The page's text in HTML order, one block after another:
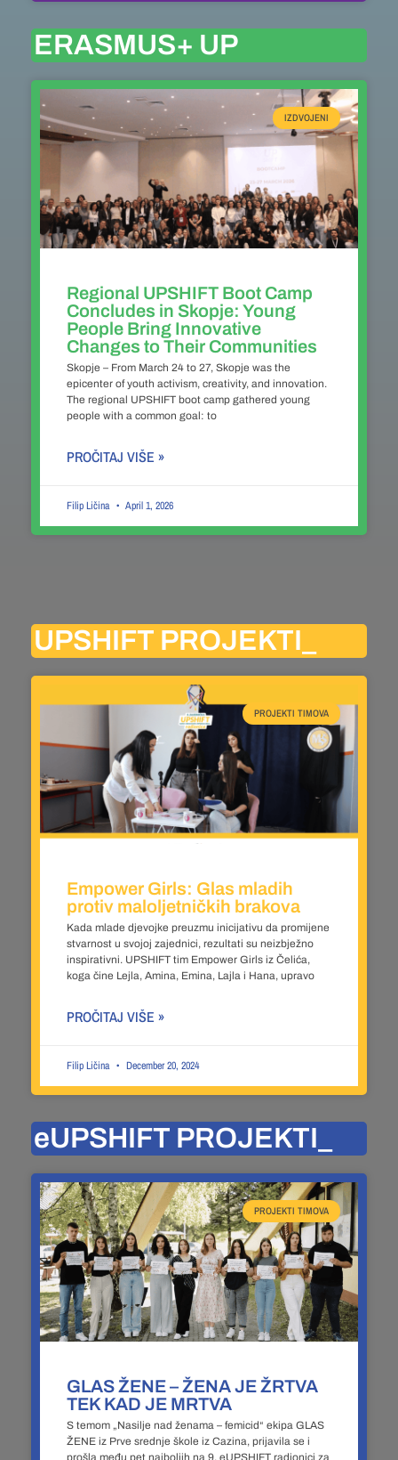
ERASMUS+ UP
IZDVOJENI
Regional UPSHIFT Boot Camp
Concludes in Skopje: Young
People Bring Innovative
Changes to Their Communities
Skopje – From March 24 to 27, Skopje was the
epicenter of youth activism, creativity, and innovation.
The regional UPSHIFT boot camp gathered young
people with a common goal: to
PROČITAJ VIŠE »
Filip Ličina April 1, 2026
UPSHIFT PROJEKTI_
PROJEKTI TIMOVA
Empower Girls: Glas mladih
protiv maloljetničkih brakova
Kada mlade djevojke preuzmu inicijativu da promijene
stvarnost u svojoj zajednici, rezultati su neizbježno
inspirativni. UPSHIFT tim Empower Girls iz Čelića,
koga čine Lejla, Amina, Emina, Lajla i Hana, upravo
PROČITAJ VIŠE »
Filip Ličina December 20, 2024
eUPSHIFT PROJEKTI_
PROJEKTI TIMOVA
GLAS ŽENE – ŽENA JE ŽRTVA
TEK KAD JE MRTVA
S temom „Nasilje nad ženama – femicid“ ekipa GLAS
ŽENE iz Prve srednje škole iz Cazina, prijavila se i